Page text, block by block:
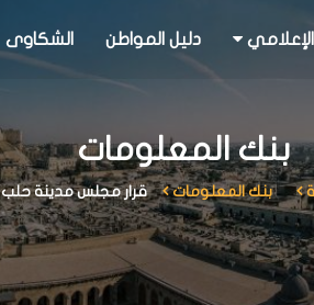
الإعلامي دليل المواطن الشكاوى
بنك المعلومات
بنك المعلومات قرار مجلس مدينة حلب